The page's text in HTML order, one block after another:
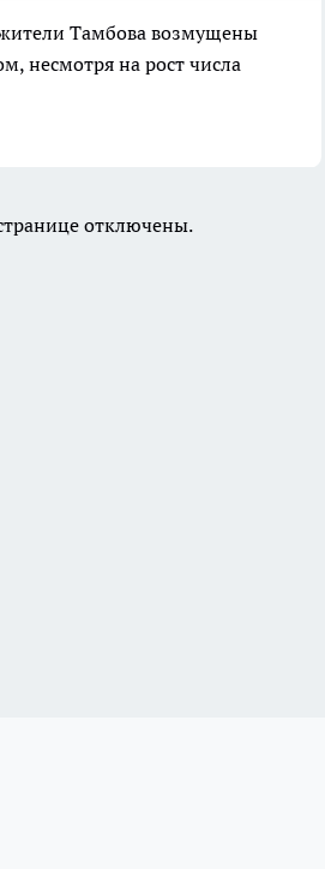
Тамбова возмущены
несмотря на рост числа
отключены.